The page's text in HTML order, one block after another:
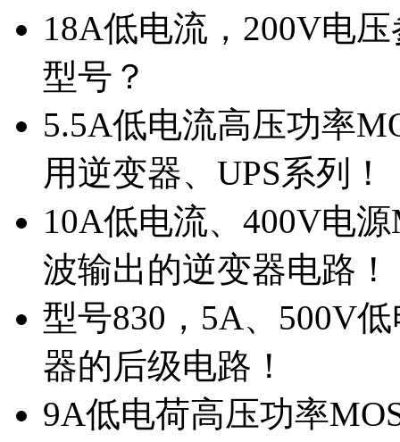
18A低电流，200V电
型号？
5.5A低电流高压功率
用逆变器、UPS系列！
10A低电流、400V电
波输出的逆变器电路！
型号830，5A、500V
器的后级电路！
9A低电荷高压功率